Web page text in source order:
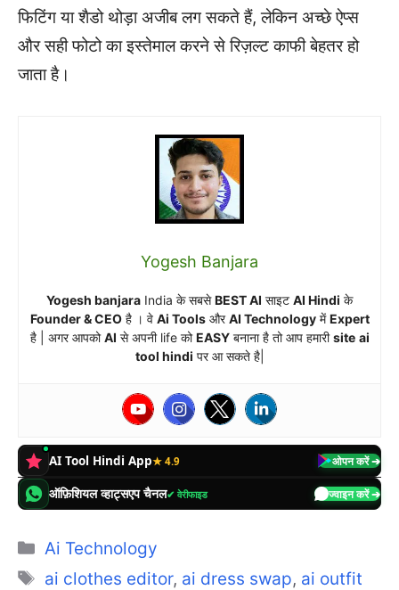
फिटिंग या शैडो थोड़ा अजीब लग सकते हैं, लेकिन अच्छे ऐप्स
और सही फोटो का इस्तेमाल करने से रिज़ल्ट काफी बेहतर हो
जाता है।
Yogesh Banjara
Yogesh banjara India के सबसेBEST AI साइट AI Hindi के
Founder & CEOहै । वे Ai ToolsऔरAI TechnologyमेंExpert
है | अगर आपकोAI से अपनी life कोEASYबनाना है तो आप हमारीsite ai
tool hindi पर आ सकते है|
AI Tool Hindi App★ 4.9 ओपन करें ➔
ऑफ़िशियल व्हाट्सएप चैनल✔ वेरीफाइड ज्वाइन करें ➔
Categories
Ai Technology
Tags
ai clothes editor, ai dress swap, ai outfit